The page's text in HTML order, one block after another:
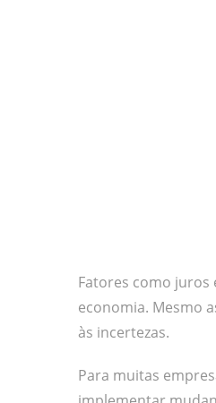
Fatores como juros
economia. Mesmo
às incertezas.
Para muitas